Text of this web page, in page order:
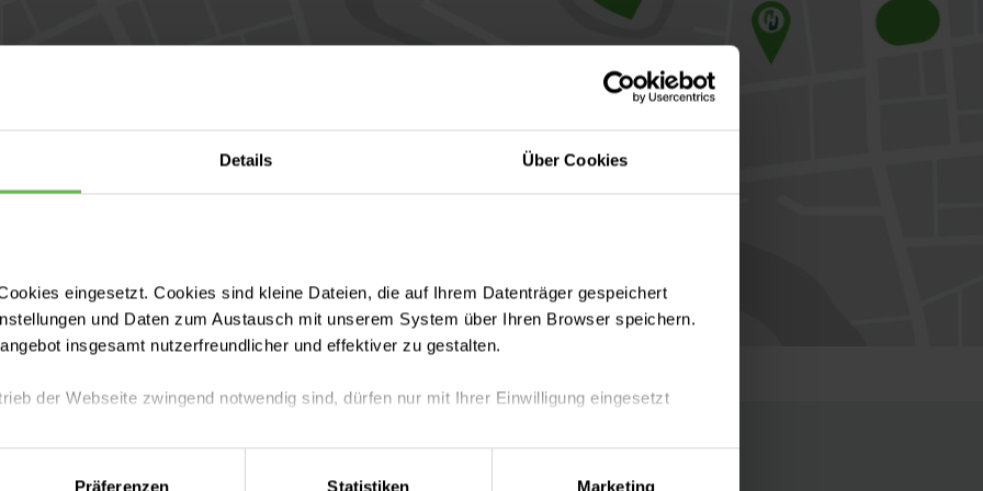
Details Über Cookies
eingesetzt. Cookies sind kleine Dateien, die auf Ihrem Datenträger gespeichert
und Daten zum Austausch mit unserem System über Ihren Browser speichern.
insgesamt nutzerfreundlicher und effektiver zu gestalten.
der Webseite zwingend notwendig sind, dürfen nur mit Ihrer Einwilligung eingesetzt
mit nur den notwendigen Cookies zu benutzen, eine individuelle Auswahl hinsichtlich der
Präferenzen Statistiken Marketing